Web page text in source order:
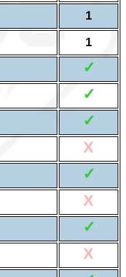
1
1
✓
✓
✓
X
✓
X
✓
X